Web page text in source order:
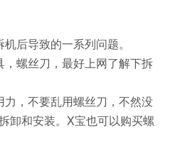
后导致的一系列问题。
螺丝刀，最好上网了解下拆
，不要乱用螺丝刀，不然没
卸和安装。X宝也可以购买螺